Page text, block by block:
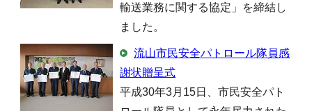
輸送業務に関する協定」を締結し
ました。
流山市民安全パトロール隊員感
謝状贈呈式
平成30年3月15日、市民安全パト